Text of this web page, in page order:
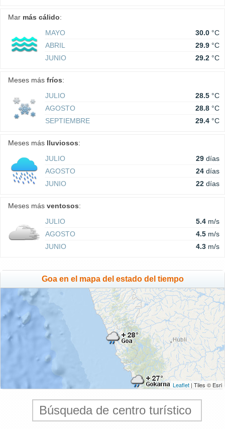
Mar más cálido:
MAYO
30.0 °C
ABRIL
29.9 °C
JUNIO
29.2 °C
Meses más fríos:
JULIO
28.5 °C
AGOSTO
28.8 °C
SEPTIEMBRE
29.4 °C
Meses más lluviosos:
JULIO
29 días
AGOSTO
24 días
JUNIO
22 días
Meses más ventosos:
JULIO
5.4 m/s
AGOSTO
4.5 m/s
JUNIO
4.3 m/s
Goa en el mapa del estado del tiempo
Leaflet | Tiles © Esri